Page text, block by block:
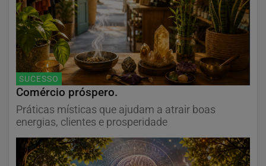
SUCESSO
Comércio próspero.
Práticas místicas que ajudam a atrair boas
energias, clientes e prosperidade